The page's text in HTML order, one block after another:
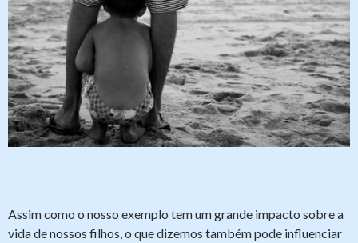
Assim como o nosso exemplo tem um grande impacto sobre a
vida de nossos filhos, o que dizemos também pode influenciar